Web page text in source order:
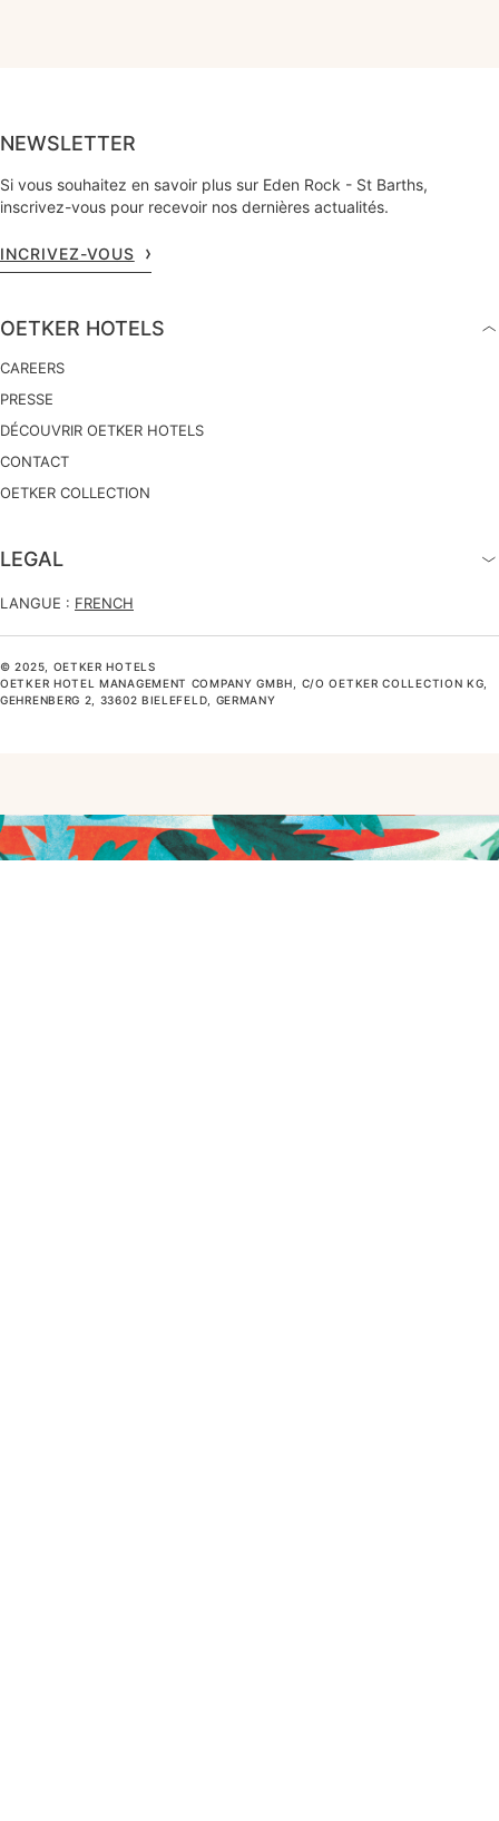
NEWSLETTER
Si vous souhaitez en savoir plus sur Eden Rock - St Barths,
inscrivez-vous pour recevoir nos dernières actualités.
INCRIVEZ-VOUS
OETKER HOTELS
CAREERS
PRESSE
DÉCOUVRIR OETKER HOTELS
CONTACT
OETKER COLLECTION
LEGAL
LANGUE : FRENCH
© 2025, OETKER HOTELS
OETKER HOTEL MANAGEMENT COMPANY GMBH, C/O OETKER COLLECTION KG,
GEHRENBERG 2, 33602 BIELEFELD, GERMANY